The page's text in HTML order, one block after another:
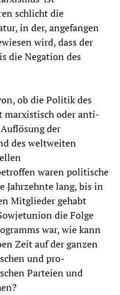
schlicht die
in der, angefangen
wird, dass der
die Negation des
ob die Politik des
marxistisch oder anti-
der
des weltweiten
waren politische
Jahrzehnte lang, bis in
Mitglieder gehabt
die Folge
war, wie kann
Zeit auf der ganzen
und pro-
Parteien und